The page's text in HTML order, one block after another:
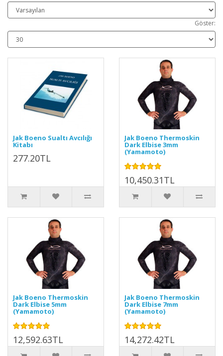
Göster:
Jak Boeno Sualtı Avcılığı
Kitabı
277.20TL
Jak Boeno Thermoskin
Dark Elbise 3mm
(Yamamoto)
10,450.31TL
Jak Boeno Thermoskin
Dark Elbise 5mm
(Yamamoto)
12,592.63TL
Jak Boeno Thermoskin
Dark Elbise 7mm
(Yamamoto)
14,272.42TL